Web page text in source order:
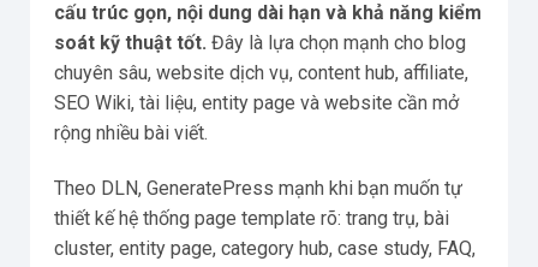
cấu trúc gọn, nội dung dài hạn và khả năng kiểm
soát kỹ thuật tốt. Đây là lựa chọn mạnh cho blog
chuyên sâu, website dịch vụ, content hub, affiliate,
SEO Wiki, tài liệu, entity page và website cần mở
rộng nhiều bài viết.
Theo DLN, GeneratePress mạnh khi bạn muốn tự
thiết kế hệ thống page template rõ: trang trụ, bài
cluster, entity page, category hub, case study, FAQ,